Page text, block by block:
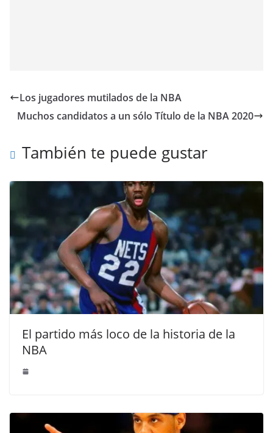
Los jugadores mutilados de la NBA
Muchos candidatos a un sólo Título de la NBA 2020
También te puede gustar
El partido más loco de la historia de la
NBA